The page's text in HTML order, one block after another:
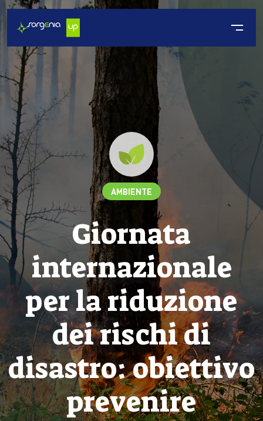
AMBIENTE
Giornata
internazionale
per la riduzione
dei rischi di
disastro: obiettivo
prevenire